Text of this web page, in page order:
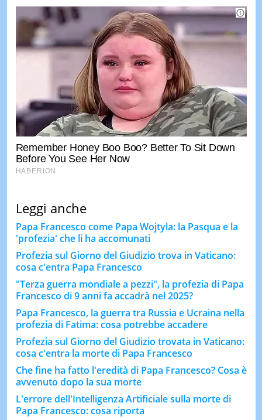
Leggi anche
Papa Francesco come Papa Wojtyla: la Pasqua e la
'profezia' che li ha accomunati
Profezia sul Giorno del Giudizio trova in Vaticano:
cosa c'entra Papa Francesco
"Terza guerra mondiale a pezzi", la profezia di Papa
Francesco di 9 anni fa accadrà nel 2025?
Papa Francesco, la guerra tra Russia e Ucraina nella
profezia di Fatima: cosa potrebbe accadere
Profezia sul Giorno del Giudizio trovata in Vaticano:
cosa c'entra la morte di Papa Francesco
Che fine ha fatto l'eredità di Papa Francesco? Cosa è
avvenuto dopo la sua morte
L'errore dell'Intelligenza Artificiale sulla morte di
Papa Francesco: cosa riporta